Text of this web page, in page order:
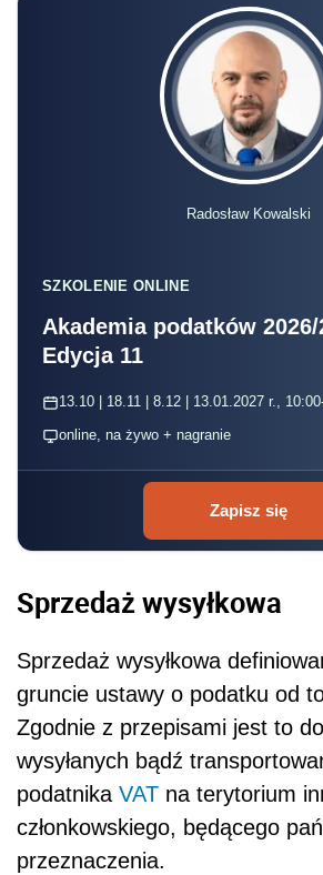
Radosław Kowalski
SZKOLENIE ONLINE
Akademia podatków 2026/
Edycja 11
13.10 | 18.11 | 8.12 | 13.01.2027 r.,
online, na żywo + nagranie
Zapisz się
Sprzedaż wysyłkowa
Sprzedaż wysyłkowa
gruncie ustawy o podatku od
Zgodnie z przepisami jest to
wysyłanych bądź
podatnika VAT na terytorium
członkowskiego, będącego
przeznaczenia.